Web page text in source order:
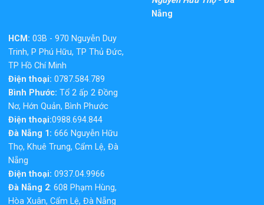
Nẵng
HCM: 03B - 970 Nguyễn Duy
Trinh, P Phú Hữu, TP Thủ Đức,
TP Hồ Chí Minh
Điện thoại: 0787.584.789
Bình Phước: Tổ 2 ấp 2 Đồng
Nơ, Hớn Quản, Bình Phước
Điện thoại:0988.694.844
Đà Nẵng 1: 666 Nguyễn Hữu
Thọ, Khuê Trung, Cẩm Lệ, Đà
Nẵng
Điện thoại: 0937.04.9966
Đà Nẵng 2: 608 Phạm Hùng,
Hòa Xuân, Cẩm Lệ, Đà Nẵng